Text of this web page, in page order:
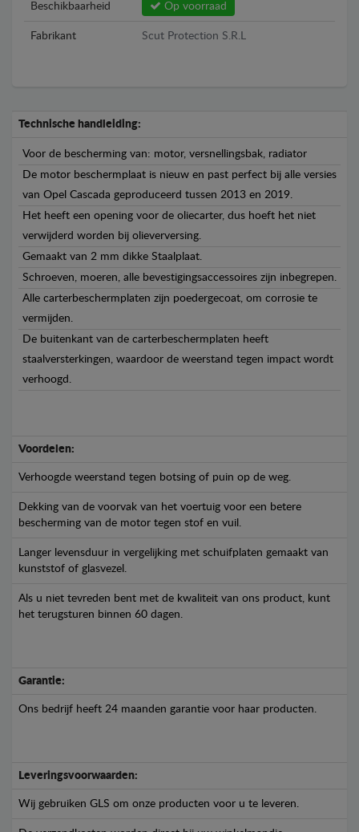
Beschikbaarheid Op voorraad
Fabrikant Scut Protection S.R.L
Technische handleiding:
Voor de bescherming van: motor, versnellingsbak, radiator
De motor beschermplaat is nieuw en past perfect bij alle versies
van Opel Cascada geproduceerd tussen 2013 en 2019.
Het heeft een opening voor de oliecarter, dus hoeft het niet
verwijderd worden bij olieverversing.
Gemaakt van 2 mm dikke Staalplaat.
Schroeven, moeren, alle bevestigingsaccessoires zijn inbegrepen.
Alle carterbeschermplaten zijn poedergecoat, om corrosie te
vermijden.
De buitenkant van de carterbeschermplaten heeft
staalversterkingen, waardoor de weerstand tegen impact wordt
verhoogd.
Voordelen:
Verhoogde weerstand tegen botsing of puin op de weg.
Dekking van de voorvak van het voertuig voor een betere
bescherming van de motor tegen stof en vuil.
Langer levensduur in vergelijking met schuifplaten gemaakt van
kunststof of glasvezel.
Als u niet tevreden bent met de kwaliteit van ons product, kunt
het terugsturen binnen 60 dagen.
Garantie:
Ons bedrijf heeft 24 maanden garantie voor haar producten.
Leveringsvoorwaarden:
Wij gebruiken GLS om onze producten voor u te leveren.